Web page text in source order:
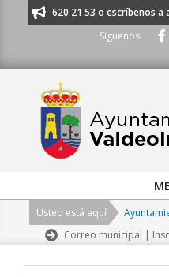
al 91 620 21 53 o escríbenos a
Síguenos
Navigation
Usted está aquí
Correo municipal |